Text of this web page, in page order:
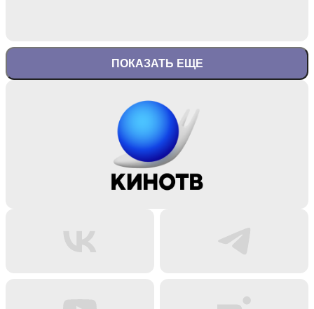
ПОКАЗАТЬ ЕЩЕ